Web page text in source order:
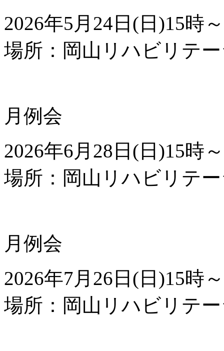
2026年5 月 24 日(日)15時～
場所：岡山リハビリテ
月例会
2026年6月 28 日(日)15時～
場所：岡山リハビリテ
月例会
2026年7月 26 日(日)15時～
場所：岡山リハビリテ